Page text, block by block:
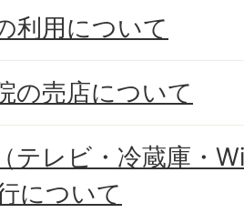
利用について
の売店について
テレビ・冷蔵庫・
について